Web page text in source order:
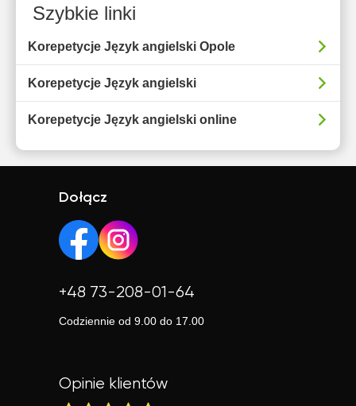
Szybkie linki
Korepetycje Język angielski Opole
Korepetycje Język angielski
Korepetycje Język angielski online
Dołącz
+48 73-208-01-64
Codziennie od 9.00 do 17.00
Opinie klientów